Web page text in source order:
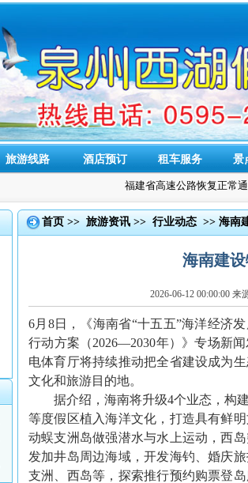
旅游线路 酒店预订 租车服务 景
福建省高速公路恢复正常通
首页 >> 旅游资讯 >> 行业动态 >> 海南
海南建
2026-06-12 00:00:00
6月8日，《海南省“十五五”海洋经济
行动方案（2026—2030年）》专场新
电体育厅将持续推动把全省建设成为
文化和旅游目的地。
据介绍，海南将升级4个业态，构建
等度假区植入海洋文化，打造具有鲜
动蜈支洲岛做强潜水与水上运动，西
发加井岛周边海域，开发海钓、婚庆
支洲、西岛等，探索推行预约购票登